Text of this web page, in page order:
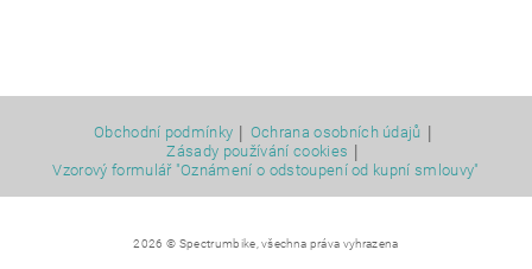
Obchodní podmínky | Ochrana osobních údajů |
Zásady používání cookies |
Vzorový formulář "Oznámení o odstoupení od kupní smlouvy"
2026 © Spectrumbike, všechna práva vyhrazena